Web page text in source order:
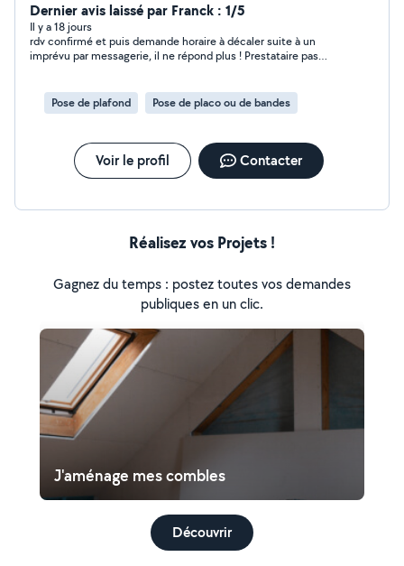
Dernier avis laissé par Franck : 1/5
Il y a 18 jours
rdv confirmé et puis demande horaire à décaler suite à un
imprévu par messagerie, il ne répond plus ! Prestataire pas
Pose de plafond Pose de placo ou de bandes
Voir le profil Contacter
Réalisez vos Projets !
Gagnez du temps : postez toutes vos demandes
publiques en un clic.
J'aménage mes combles
Découvrir